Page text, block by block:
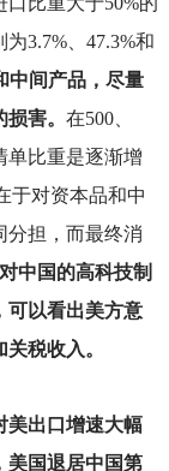
3.7%、47.3%和
中间产品，尽量
害。 在500、
单比重是逐渐增
于对资本品和中
分担，而最终消
中国的高科技制
可以看出美方意
税收入。
美出口增速大幅
美国退居中国第